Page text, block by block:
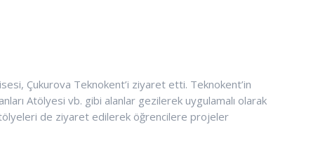
Çukurova Teknokent’i ziyaret etti. Teknokent’in
Atölyesi vb. gibi alanlar gezilerek uygulamalı olarak
atölyeleri de ziyaret edilerek öğrencilere projeler